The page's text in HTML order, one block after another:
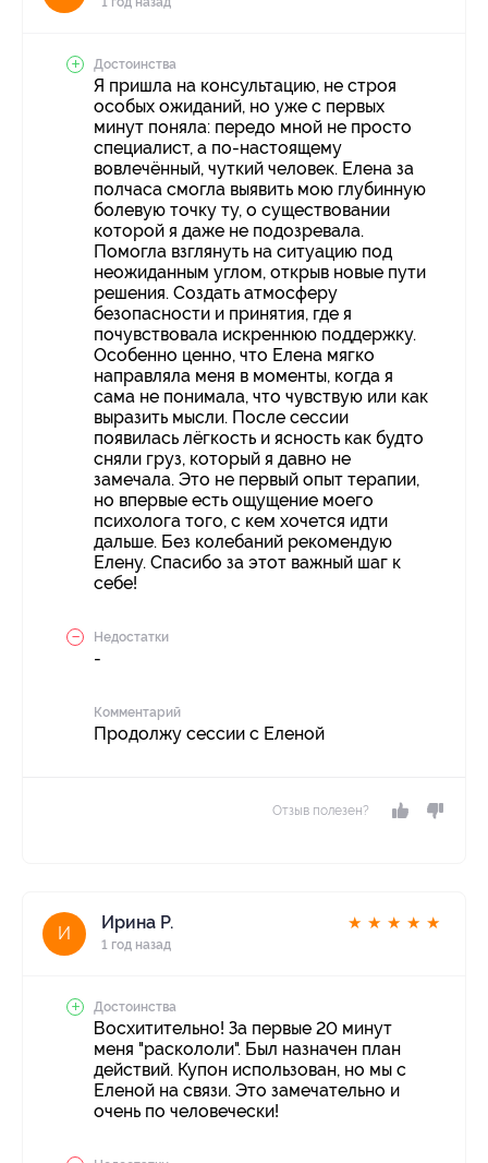
Достоинства
Я пришла на консультацию, не строя
особых ожиданий, но уже с первых
минут поняла: передо мной не просто
специалист, а по-настоящему
вовлечённый, чуткий человек. Елена за
полчаса смогла выявить мою глубинную
болевую точку ту, о существовании
которой я даже не подозревала.
Помогла взглянуть на ситуацию под
неожиданным углом, открыв новые пути
решения. Создать атмосферу
безопасности и принятия, где я
почувствовала искреннюю поддержку.
Особенно ценно, что Елена мягко
направляла меня в моменты, когда я
сама не понимала, что чувствую или как
выразить мысли. После сессии
появилась лёгкость и ясность как будто
сняли груз, который я давно не
замечала. Это не первый опыт терапии,
но впервые есть ощущение моего
психолога того, с кем хочется идти
дальше. Без колебаний рекомендую
Елену. Спасибо за этот важный шаг к
себе!
Недостатки
-
Комментарий
Продолжу сессии с Еленой
Отзыв полезен?
И
Ирина Р.
1 год назад
★ ★ ★ ★ ★
Достоинства
Восхитительно! За первые 20 минут
меня "раскололи". Был назначен план
действий. Купон использован, но мы с
Еленой на связи. Это замечательно и
очень по человечески!